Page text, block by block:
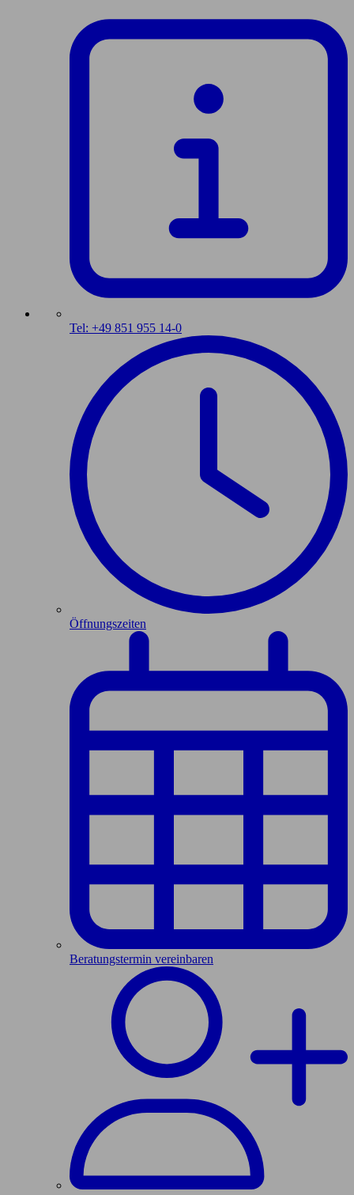
Tel: +49 851 955 14-0
Öffnungszeiten
Beratungstermin vereinbaren